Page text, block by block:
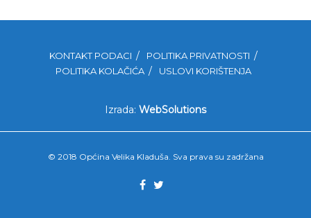
KONTAKT PODACI
POLITIKA PRIVATNOSTI
POLITIKA KOLAČIĆA
USLOVI KORIŠTENJA
Izrada: WebSolutions
© 2018 Općina Velika Kladuša. Sva prava su zadržana